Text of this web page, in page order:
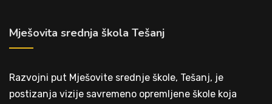
Mješovita srednja škola Tešanj
Razvojni put Mješovite srednje škole, Tešanj, je
postizanja vizije savremeno opremljene škole koja